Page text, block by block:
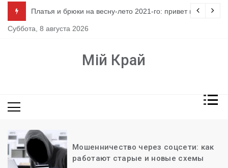
содержимому
Платья и брюки на весну-лето 2021-го: привет из 80-х
Суббота, 8 августа 2026
Мій Край
Мошенничество через соцсети: как
работают старые и новые схемы